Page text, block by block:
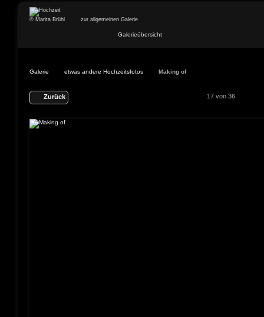
© Marita Brühl zur allgemeinen Galerie
Galerieübersicht
Galerie etwas andere Hochzeitsfotos Making of
Zurück 17 von 36